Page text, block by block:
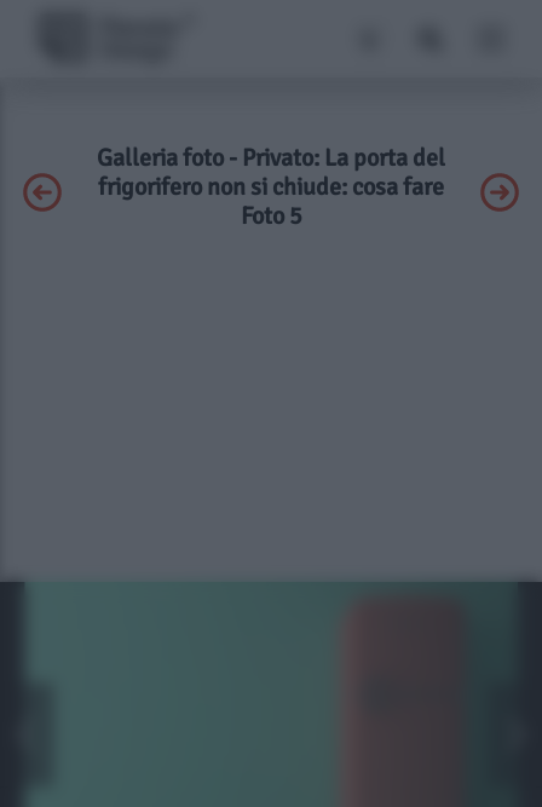
Galleria foto - Privato: La porta del
frigorifero non si chiude: cosa fare
Foto 5